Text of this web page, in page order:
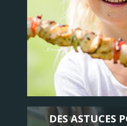
DES ASTUCES